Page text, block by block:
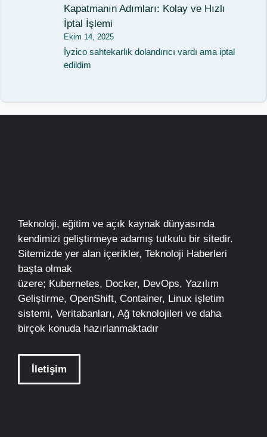
Kapatmanın Adımları: Kolay ve Hızlı
İptal İşlemi
Ekim 14, 2025
İyzico sahtekarlık dolandırıcı vardı ama iptal
edildim
Teknoloji, eğitim ve açık kaynak dünyasında
kendimizi geliştirmeye adamış tutkulu bir sitedir.
Sitemizde yer alan içerikler, Teknoloji Haberleri
başta olmak
üzere; Kubernetes, Docker, DevOps, Yazılım
Geliştirme, OpenShift, Container, Linux işletim
sistemi, Veritabanları, Ağ teknolojileri ve daha
birçok konuda hazırlanmaktadır
İletişim